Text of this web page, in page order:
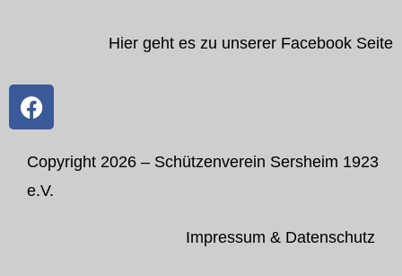
Hier geht es zu unserer Facebook Seite
Copyright 2026 – Schützenverein Sersheim 1923
e.V.
Impressum & Datenschutz